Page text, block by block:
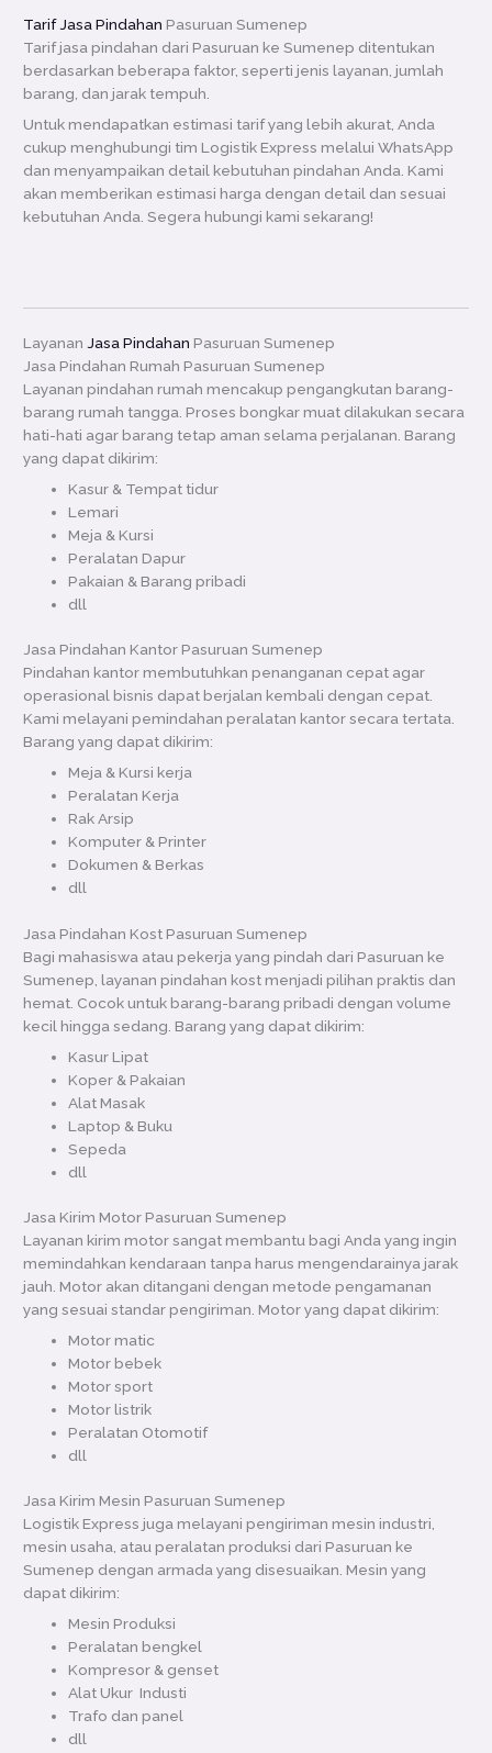
Tarif Jasa Pindahan Pasuruan Sumenep
Tarif jasa pindahan dari Pasuruan ke Sumenep ditentukan
berdasarkan beberapa faktor, seperti jenis layanan, jumlah
barang, dan jarak tempuh.
Untuk mendapatkan estimasi tarif yang lebih akurat, Anda
cukup menghubungi tim Logistik Express melalui WhatsApp
dan menyampaikan detail kebutuhan pindahan Anda. Kami
akan memberikan estimasi harga dengan detail dan sesuai
kebutuhan Anda. Segera hubungi kami sekarang!
Layanan Jasa Pindahan Pasuruan Sumenep
Jasa Pindahan Rumah Pasuruan Sumenep
Layanan pindahan rumah mencakup pengangkutan barang-
barang rumah tangga. Proses bongkar muat dilakukan secara
hati-hati agar barang tetap aman selama perjalanan. Barang
yang dapat dikirim:
Kasur & Tempat tidur
Lemari
Meja & Kursi
Peralatan Dapur
Pakaian & Barang pribadi
dll
Jasa Pindahan Kantor Pasuruan Sumenep
Pindahan kantor membutuhkan penanganan cepat agar
operasional bisnis dapat berjalan kembali dengan cepat.
Kami melayani pemindahan peralatan kantor secara tertata.
Barang yang dapat dikirim:
Meja & Kursi kerja
Peralatan Kerja
Rak Arsip
Komputer & Printer
Dokumen & Berkas
dll
Jasa Pindahan Kost Pasuruan Sumenep
Bagi mahasiswa atau pekerja yang pindah dari Pasuruan ke
Sumenep, layanan pindahan kost menjadi pilihan praktis dan
hemat. Cocok untuk barang-barang pribadi dengan volume
kecil hingga sedang. Barang yang dapat dikirim:
Kasur Lipat
Koper & Pakaian
Alat Masak
Laptop & Buku
Sepeda
dll
Jasa Kirim Motor Pasuruan Sumenep
Layanan kirim motor sangat membantu bagi Anda yang ingin
memindahkan kendaraan tanpa harus mengendarainya jarak
jauh. Motor akan ditangani dengan metode pengamanan
yang sesuai standar pengiriman. Motor yang dapat dikirim:
Motor matic
Motor bebek
Motor sport
Motor listrik
Peralatan Otomotif
dll
Jasa Kirim Mesin Pasuruan Sumenep
Logistik Express juga melayani pengiriman mesin industri,
mesin usaha, atau peralatan produksi dari Pasuruan ke
Sumenep dengan armada yang disesuaikan. Mesin yang
dapat dikirim:
Mesin Produksi
Peralatan bengkel
Kompresor & genset
Alat Ukur Industi
Trafo dan panel
dll